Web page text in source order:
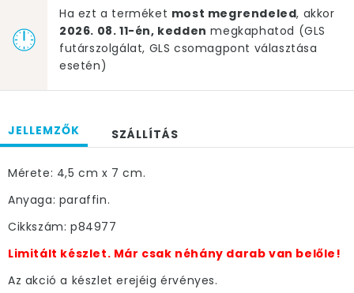
Ha ezt a terméket most megrendeled, akkor
2026. 08. 11-én, kedden megkaphatod (GLS
futárszolgálat, GLS csomagpont választása
esetén)
JELLEMZŐK SZÁLLÍTÁS
Mérete: 4,5 cm x 7 cm.
Anyaga: paraffin.
Cikkszám: p84977
Limitált készlet. Már csak néhány darab van belőle!
Az akció a készlet erejéig érvényes.